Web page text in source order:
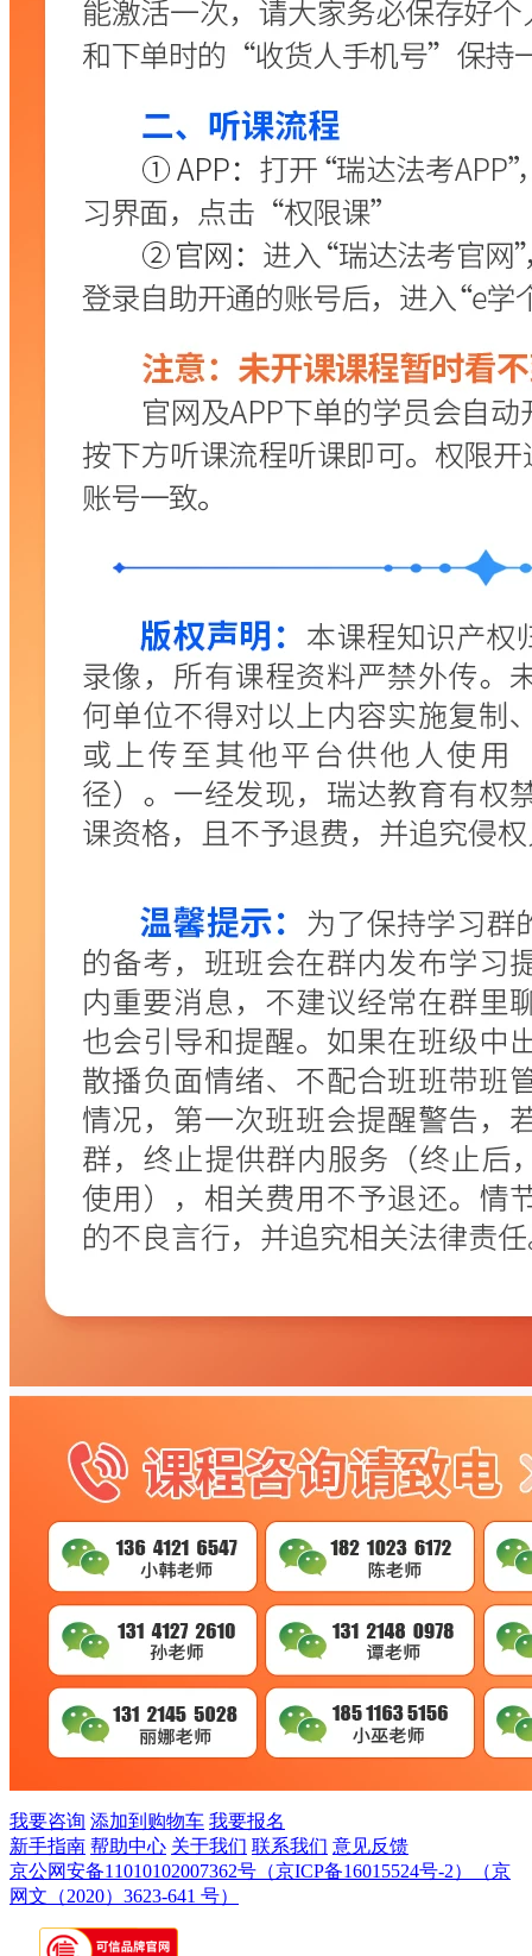
我要咨询 添加到购物车 我要报名
新手指南 帮助中心 关于我们 联系我们 意见反馈
京公网安备11010102007362号 （京ICP备16015524号-2）
（京
网文（2020）3623-641 号）